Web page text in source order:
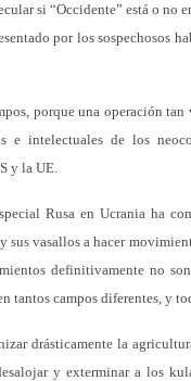
si “Occidente” está o
por los sospechosos
porque una operación
e intelectuales de los
y la UE.
Rusa en Ucrania ha
sus vasallos a hacer
definitivamente no
tantos campos diferentes, y
drásticamente la
y exterminar a los